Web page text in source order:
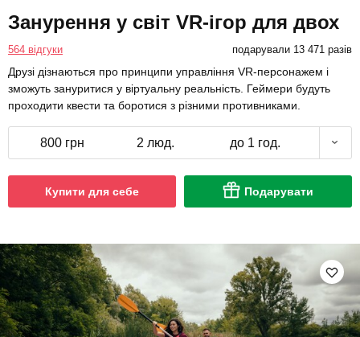
Занурення у світ VR-ігор для двох
564 відгуки подарували 13 471 разів
Друзі дізнаються про принципи управління VR-персонажем і
зможуть зануритися у віртуальну реальність. Геймери будуть
проходити квести та боротися з різними противниками.
800 грн 2 люд. до 1 год.
Купити для себе Подарувати